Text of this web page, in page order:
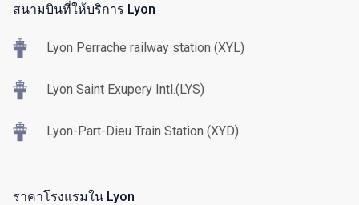
สนามบินที่ให้บริการ Lyon
Lyon Perrache railway station (XYL)
Lyon Saint Exupery Intl.(LYS)
Lyon-Part-Dieu Train Station (XYD)
ราคาโรงแรมใน Lyon